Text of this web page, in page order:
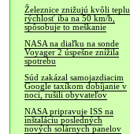
Železnice znižujú kvôli teplu
rýchlosť iba na 50 km/h,
spôsobuje to meškanie
NASA na diaľku na sonde
Voyager 2 úspešne znížila
spotrebu
Súd zakázal samojazdiacim
Google taxíkom dobíjanie v
noci, rušili obyvateľov
NASA pripravuje ISS na
inštaláciu posledných
nových solárnych panelov